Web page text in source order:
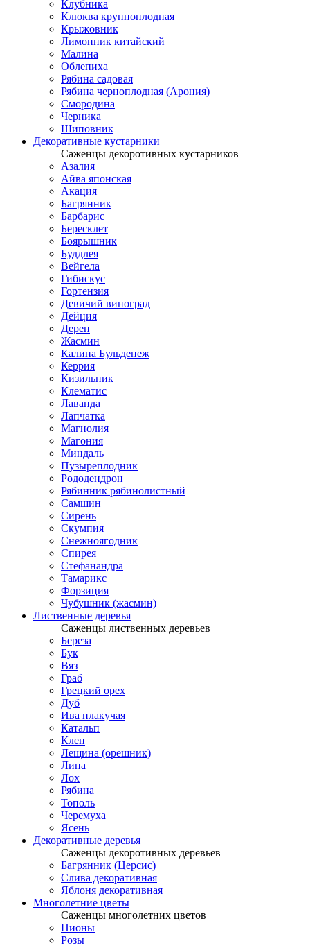
Клубника
Клюква крупноплодная
Крыжовник
Лимонник китайский
Малина
Облепиха
Рябина садовая
Рябина черноплодная (Арония)
Смородина
Черника
Шиповник
Декоративные кустарники
Саженцы декоротивных кустарников
Азалия
Айва японская
Акация
Багрянник
Барбарис
Бересклет
Боярышник
Буддлея
Вейгела
Гибискус
Гортензия
Девичий виноград
Дейция
Дерен
Жасмин
Калина Бульденеж
Керрия
Кизильник
Клематис
Лаванда
Лапчатка
Магнолия
Магония
Миндаль
Пузыреплодник
Рододендрон
Рябинник рябинолистный
Самшин
Сирень
Скумпия
Снежноягодник
Спирея
Стефанандра
Тамарикс
Форзиция
Чубушник (жасмин)
Лиственные деревья
Саженцы лиственных деревьев
Береза
Бук
Вяз
Граб
Грецкий орех
Дуб
Ива плакучая
Катальп
Клен
Лещина (орешник)
Липа
Лох
Рябина
Тополь
Черемуха
Ясень
Декоративные деревья
Саженцы декоротивных деревьев
Багрянник (Церсис)
Слива декоративная
Яблоня декоративная
Многолетние цветы
Саженцы многолетних цветов
Пионы
Розы